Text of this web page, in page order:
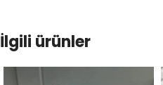
İlgili ürünler